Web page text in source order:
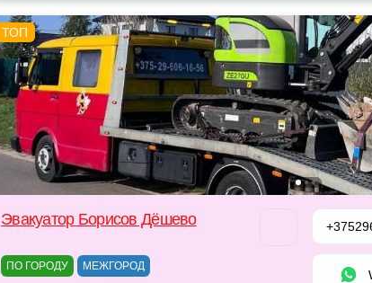
Эвакуатор Борисов Дёшево
ПО ГОРОДУ МЕЖГОРОД